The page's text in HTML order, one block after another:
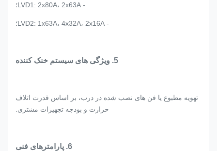
- LVD1: 2x80A، 2x63A؛
- LVD2: 1x63A، 4x32A، 2x16A؛
5. ویژگی های سیستم خنک کننده
تهویه مطبوع یا فن های نصب شده در درب، بر اساس قدرت اتلاف
حرارت و بودجه تجهیزات مشتری.
6. پارامترهای فنی